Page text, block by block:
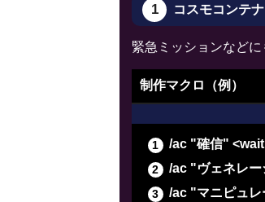
1 コスモコンテナ
緊急ミッションなどに
制作マクロ（例）
/ac "確信"
/ac "ヴェネレ
/ac "マニピュ